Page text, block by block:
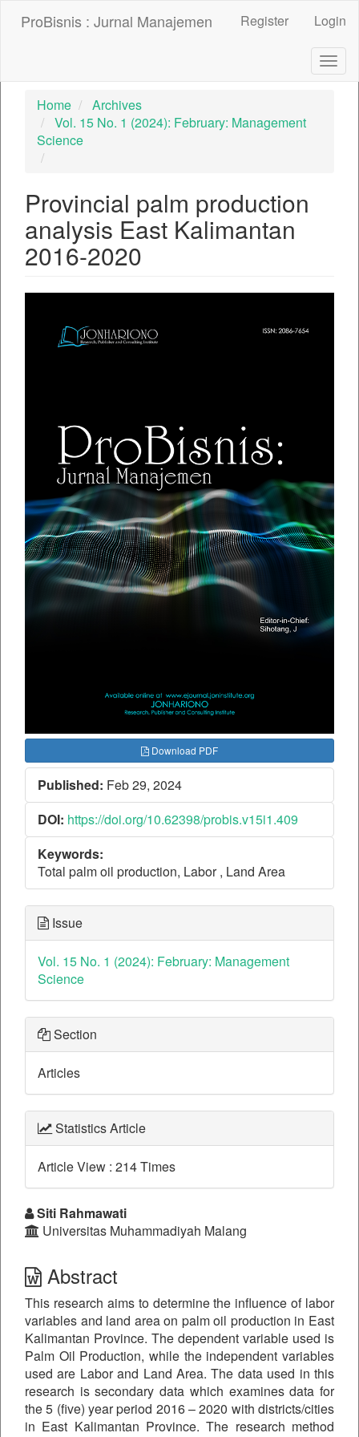
##plugins.themes.bootstrap3.accessible_menu.sidebar##
ProBisnis : Jurnal Manajemen Register Login
Home
Archives
Vol. 15 No. 1 (2024): February: Management
Science
Provincial palm production
analysis East Kalimantan
2016-2020
Download PDF
Published: Feb 29, 2024
DOI: https://doi.org/10.62398/probis.v15i1.409
Keywords:
Total palm oil production, Labor , Land Area
Issue
Vol. 15 No. 1 (2024): February: Management
Science
Section
Articles
Statistics Article
Article View : 214 Times
Siti Rahmawati
Universitas Muhammadiyah Malang
Abstract
This research aims to determine the influence of labor
variables and land area on palm oil production in East
Kalimantan Province. The dependent variable used is
Palm Oil Production, while the independent variables
used are Labor and Land Area. The data used in this
research is secondary data which examines data for
the 5 (five) year period 2016 – 2020 with districts/cities
in East Kalimantan Province. The research method